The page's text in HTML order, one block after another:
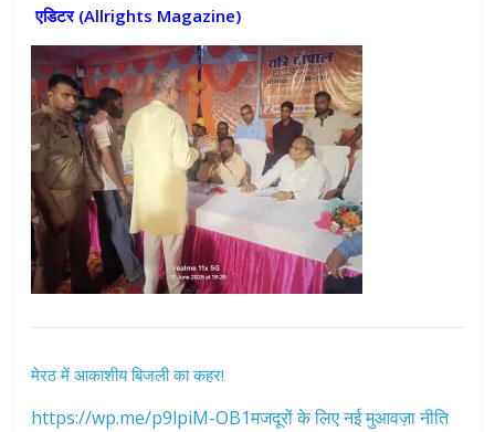
एडिटर (Allrights Magazine)
मेरठ में आकाशीय बिजली का कहर!
https://wp.me/p9lpiM-OB1मजदूरों के लिए नई मुआवज़ा नीति